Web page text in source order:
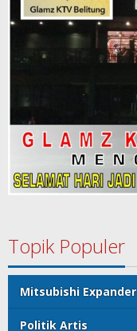
Topik Populer
Mitsubishi Expander
Politik Artis